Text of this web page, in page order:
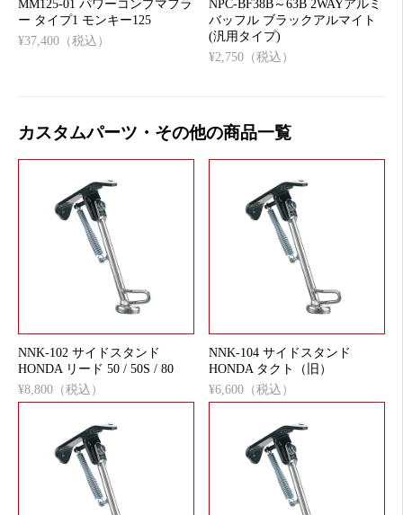
MM125-01 パワーコンプマフラ
ー タイプ1 モンキー125
¥37,400（税込）
NPC-BF38B～63B 2WAYアルミ
バッフル ブラックアルマイト
(汎用タイプ)
¥2,750（税込）
カスタムパーツ・その他の商品一覧
NNK-102 サイドスタンド
HONDA リード 50 / 50S / 80
¥8,800（税込）
NNK-104 サイドスタンド
HONDA タクト（旧）
¥6,600（税込）